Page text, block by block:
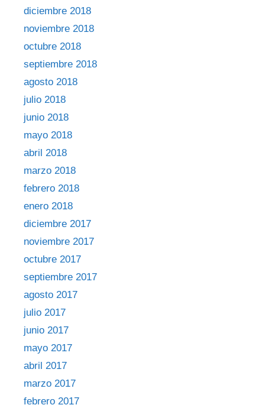
diciembre 2018
noviembre 2018
octubre 2018
septiembre 2018
agosto 2018
julio 2018
junio 2018
mayo 2018
abril 2018
marzo 2018
febrero 2018
enero 2018
diciembre 2017
noviembre 2017
octubre 2017
septiembre 2017
agosto 2017
julio 2017
junio 2017
mayo 2017
abril 2017
marzo 2017
febrero 2017